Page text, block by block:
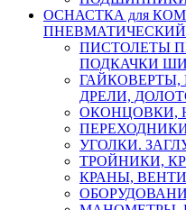
ОСНАСТКА для
ПИСТОЛЕТЫ
ПОДКАЧКИ
ДРЕЛИ,
ОКОНЦОВКИ,
УГОЛКИ.
ТРОЙНИКИ,
КРАНЫ,